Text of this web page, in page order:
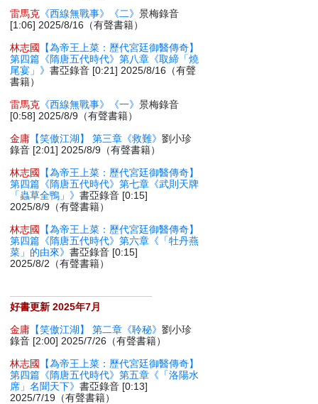
雷馬克 《西線無戰事》《二》景梅錄音
[1:06] 2025/8/16（有聲書籍）
林志國
【為帝王上菜：歷代宮廷御醫傳奇】
第四篇《隋唐五代時代》第八章《取締「燒
尾宴」》書亞錄音 [0:21] 2025/8/16（有聲
書籍）
雷馬克 《西線無戰事》《一》景梅錄音
[0:58] 2025/8/9（有聲書籍）
金庸 【笑傲江湖】 第三章《救難》劉小珍
錄音 [2:01] 2025/8/9（有聲書籍）
林志國
【為帝王上菜：歷代宮廷御醫傳奇】
第四篇《隋唐五代時代》第七章《武則天牌
「蟲草全鴨」》書亞錄音 [0:15]
2025/8/9（有聲書籍）
林志國
【為帝王上菜：歷代宮廷御醫傳奇】
第四篇《隋唐五代時代》第六章《「牡丹燕
菜」的由來》書亞錄音 [0:15]
2025/8/2（有聲書籍）
好書更新 2025年7月
金庸 【笑傲江湖】 第二章《聆秘》劉小珍
錄音 [2:00] 2025/7/26（有聲書籍）
林志國
【為帝王上菜：歷代宮廷御醫傳奇】
第四篇《隋唐五代時代》第五章《「洛陽水
席」名聞天下》書亞錄音 [0:13]
2025/7/19（有聲書籍）